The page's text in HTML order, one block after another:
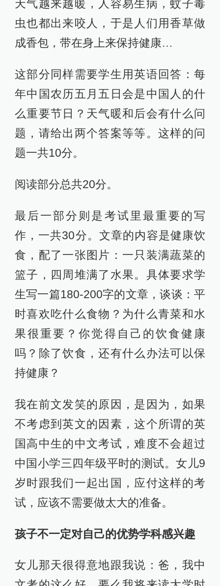
天气越来越暖，人容易生病，蚊子毒
虫也都出来咬人，于是人们用香草做
成香包，带在身上来保持健康…
这部分同样需要学生用英语回答：每
年中国农历五月五日会是中国人的什
么重要节日？天气暖和后会有什么问
题，请给出两个答案等等。这样的问
题一共10分。
阅读部分总共20分。
最后一部分则是考试里最重要的写
作，一共30分。文章的内容是健康饮
食，配了一张图片：一只装满蔬菜的
篮子，四周堆满了水果。具体要求学
生写一篇180-200字的文章，谈谈：平
时喜欢吃什么食物？为什么青菜和水
果很重要？你觉得自己的饮食健康
吗？除了饮食，还有什么办法可以保
持健康？
我在前文发笑的原因，是因为，如果
不考虑到英文的因素，这个所谓的英
国高中生的中文考试，难度不会超过
中国小学三四年级平时的测试。女儿9
岁时跟我们一起出国，应付这样的考
试，应该不需要做太大的准备。
孩子不一定对自己的优势学科感兴趣
女儿那天很得意地跟我说：爸，我中